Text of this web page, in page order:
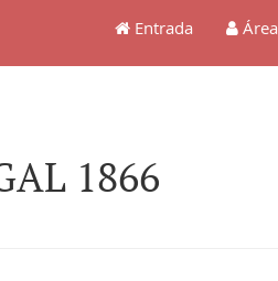
Entrada
1866